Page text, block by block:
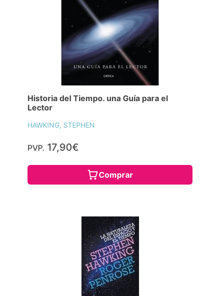
Historia del Tiempo. una Guía para el
Lector
HAWKING, STEPHEN
PVP. 17,90€
Comprar